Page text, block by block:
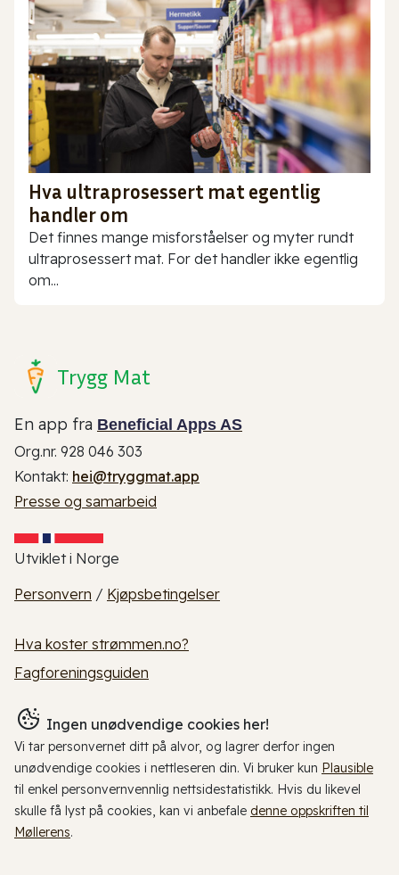
Hva ultraprosessert mat egentlig
handler om
Det finnes mange misforståelser og myter rundt
ultraprosessert mat. For det handler ikke egentlig
om...
Trygg Mat
En app fra Beneficial Apps AS
Org.nr. 928 046 303
Kontakt: hei@tryggmat.app
Presse og samarbeid
Utviklet i Norge
Personvern / Kjøpsbetingelser
Hva koster strømmen.no?
Fagforeningsguiden
Ingen unødvendige cookies her!
Vi tar personvernet ditt på alvor, og lagrer derfor ingen
unødvendige cookies i nettleseren din. Vi bruker kun Plausible
til enkel personvernvennlig nettsidestatistikk. Hvis du likevel
skulle få lyst på cookies, kan vi anbefale denne oppskriften til
Møllerens.